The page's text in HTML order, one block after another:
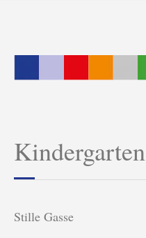
Kindergarten
Stille Gasse